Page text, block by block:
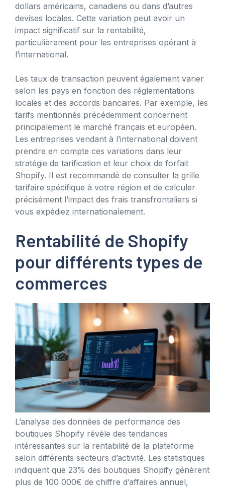
dollars américains, canadiens ou dans d’autres
devises locales. Cette variation peut avoir un
impact significatif sur la rentabilité,
particulièrement pour les entreprises opérant à
l’international.
Les taux de transaction peuvent également varier
selon les pays en fonction des réglementations
locales et des accords bancaires. Par exemple, les
tarifs mentionnés précédemment concernent
principalement le marché français et européen.
Les entreprises vendant à l’international doivent
prendre en compte ces variations dans leur
stratégie de tarification et leur choix de forfait
Shopify. Il est recommandé de consulter la grille
tarifaire spécifique à votre région et de calculer
précisément l’impact des frais transfrontaliers si
vous expédiez internationalement.
Rentabilité de Shopify
pour différents types de
commerces
L’analyse des données de performance des
boutiques Shopify révèle des tendances
intéressantes sur la rentabilité de la plateforme
selon différents secteurs d’activité. Les statistiques
indiquent que 23% des boutiques Shopify génèrent
plus de 100 000€ de chiffre d’affaires annuel,